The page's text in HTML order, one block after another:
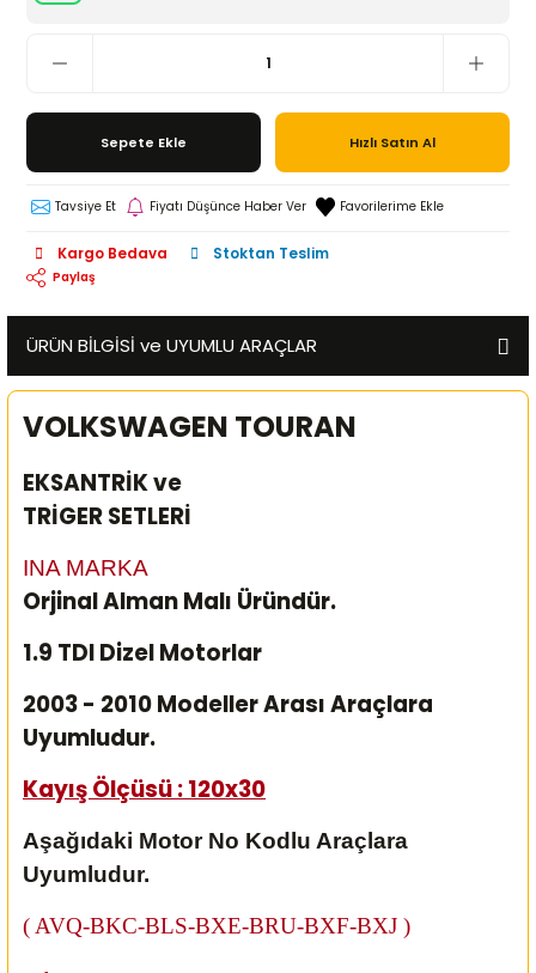
Sepete Ekle Hızlı Satın Al
Tavsiye Et Fiyatı Düşünce Haber Ver
Kargo Bedava Stoktan Teslim
Paylaş
ÜRÜN BİLGİSİ ve UYUMLU ARAÇLAR
VOLKSWAGEN TOURAN
EKSANTRİK ve
TRİGER SETLERİ
INA MARKA
Orjinal Alman Malı Üründür.
1.9 TDI Dizel Motorlar
2003 - 2010 Modeller Arası Araçlara
Uyumludur.
Kayış Ölçüsü : 120x30
Aşağıdaki Motor No Kodlu Araçlara
Uyumludur.
( AVQ-BKC-BLS-BXE-BRU-BXF-BXJ )